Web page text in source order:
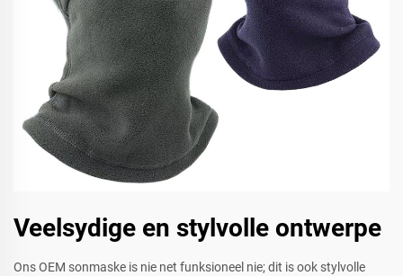
Veelsydige en stylvolle ontwerpe
Ons OEM sonmaske is nie net funksioneel nie; dit is ook stylvolle